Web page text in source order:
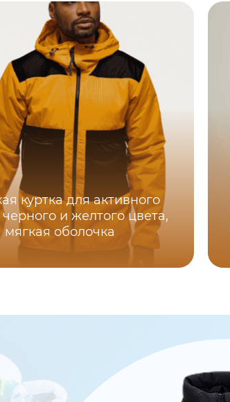
куртка для активного
черного и желтого цвета,
мягкая оболочка